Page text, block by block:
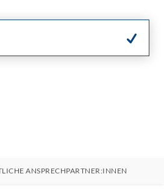
ANSPRECHPARTNER:INNEN